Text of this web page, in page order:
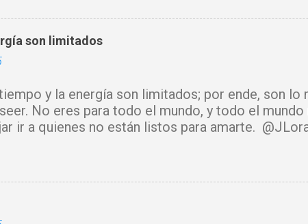
tu luz y tu paz. Declaro mi mente libre, mi cuerpo
Donde había temor, hoy hay fe. Donde
Hoy se cierra todo ciclo de oscuridad y
de luz y bendición. Mi vida y mi hogar están
Amén.
son limitados
y la energía son limitados; por ende, son lo
No eres para todo el mundo, y todo el mundo
ir a quienes no están listos para amarte.